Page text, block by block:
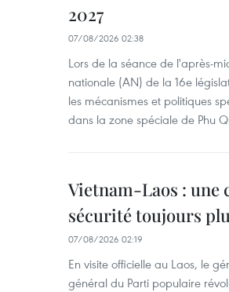
2027
07/08/2026 02:38
Lors de la séance de l'après-
nationale (AN) de la 16e
les mécanismes et politiques
dans la zone spéciale de Phu
Vietnam-Laos : une
sécurité toujours
07/08/2026 02:19
En visite officielle au Laos, le
général du Parti populaire